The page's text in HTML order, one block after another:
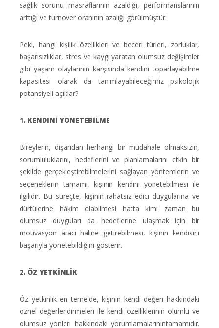
sağlık sorunu masraflarının azaldığı, performanslarının
arttığı ve turnover oranının azalığı görülmüştür.
Peki, hangi kişilik özellikleri ve beceri türleri, zorluklar,
başarısızlıklar, stres ve kaygı yaratan olumsuz değişimler
gibi yaşam olaylarının karşısında kendini toparlayabilme
kapasitesi olarak da tanımlayabileceğimiz psikolojik
potansiyeli açıklar?
1. KENDİNİ YÖNETEBİLME
Bireylerin, dışarıdan herhangi bir müdahale olmaksızın,
sorumluluklarını, hedeflerini ve planlamalarını etkin bir
şekilde gerçekleştirebilmelerini sağlayan yöntemlerin ve
seçeneklerin tamamı, kişinin kendini yönetebilmesi ile
ilgilidir. Bu süreçte, kişinin rahatsız edici duygularına ve
dürtülerine hâkim olabilmesi hatta kimi zaman bu
olumsuz duyguları da hedeflerine ulaşmak için bir
motivasyon aracı haline getirebilmesi, kişinin kendisini
başarıyla yönetebildiğini gösterir.
2. ÖZ YETKİNLİK
Öz yetkinlik en temelde, kişinin kendi değeri hakkındaki
öznel değerlendirmeleri ile kendi özelliklerinin olumlu ve
olumsuz yönleri hakkındaki yorumlamalarınıntamamıdır.